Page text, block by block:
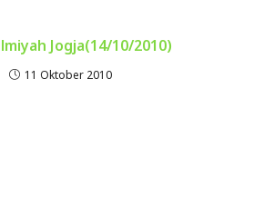
Jogja(14/10/2010)
11 Oktober 2010